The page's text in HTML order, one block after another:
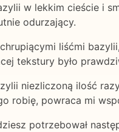
w lekkim cieście i
odurzający.
liśćmi
tekstury było
niezliczoną ilość
robię, powraca mi
potrzebował